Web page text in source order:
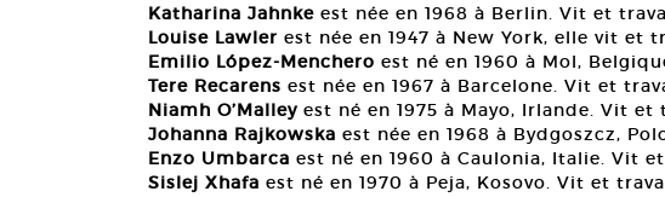
Katharina Jahnke est née en 1968 à Berlin. Vit et
Louise Lawler est née en 1947 à New York, elle vit et
Emilio López-Menchero est né en 1960 à Mol,
Tere Recarens est née en 1967 à Barcelone. Vit et
Niamh O’Malley est né en 1975 à Mayo, Irlande. Vit
Johanna Rajkowska est née en 1968 à Bydgoszcz,
Enzo Umbarca est né en 1960 à Caulonia, Italie. Vit
Sislej Xhafa est né en 1970 à Peja, Kosovo. Vit et